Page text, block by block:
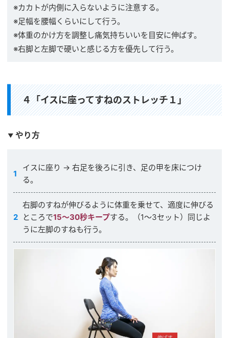
※カカトが内側に入らないように注意する。
※足幅を腰幅くらいにして行う。
※体重のかけ方を調整し痛気持ちいいを目安に伸ばす。
※右脚と左脚で硬いと感じる方を優先して行う。
４「イスに座ってすねのストレッチ１」
やり方
イスに座り → 右足を後ろに引き、足の甲を床につけ
る。
右脚のすねが伸びるように体重を乗せて、適度に伸びる
ところで15〜30秒キープする。（1〜3セット）同じよ
うに左脚のすねも行う。